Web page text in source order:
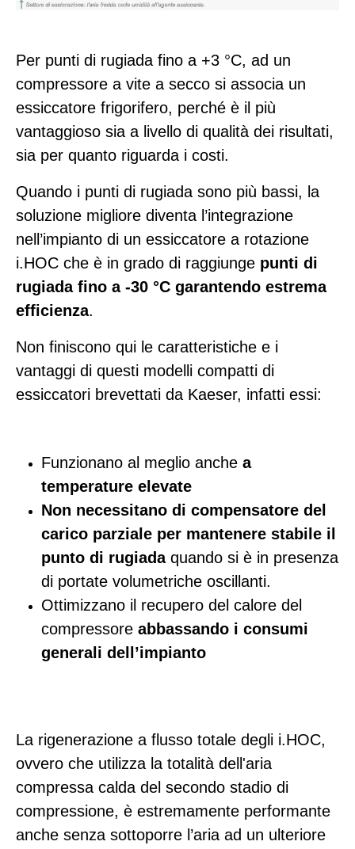
Per punti di rugiada fino a +3 °C, ad un
compressore a vite a secco si associa un
essiccatore frigorifero, perché è il più
vantaggioso sia a livello di qualità dei risultati,
sia per quanto riguarda i costi.
Quando i punti di rugiada sono più bassi, la
soluzione migliore diventa l’integrazione
nell’impianto di un essiccatore a rotazione
i.HOC che è in grado di raggiunge punti di
rugiada fino a -30 °C garantendo estrema
efficienza.
Non finiscono qui le caratteristiche e i
vantaggi di questi modelli compatti di
essiccatori brevettati da Kaeser, infatti essi:
Funzionano al meglio anche a
temperature elevate
Non necessitano di compensatore del
carico parziale per mantenere stabile il
punto di rugiada quando si è in presenza
di portate volumetriche oscillanti.
Ottimizzano il recupero del calore del
compressore abbassando i consumi
generali dell’impianto
La rigenerazione a flusso totale degli i.HOC,
ovvero che utilizza la totalità dell'aria
compressa calda del secondo stadio di
compressione, è estremamente performante
anche senza sottoporre l’aria ad un ulteriore